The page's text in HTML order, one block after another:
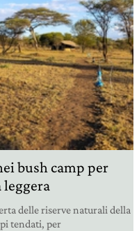
bush camp per
delle riserve naturali della
tendati, per